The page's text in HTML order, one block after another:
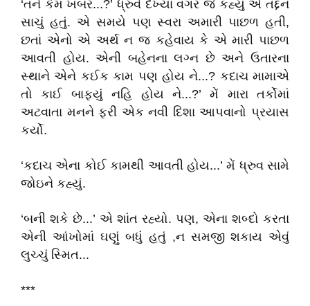
‘તને કેમ ખબર...?’ ધ્રુવે દેખ્યા વગર જે કહ્યું એ તદ્દન
સાચું હતું. એ સમયે પણ સ્વરા અમારી પાછળ હતી,
છતાં એનો એ અર્થ ન જ કહેવાય કે એ મારી પાછળ
આવતી હોય. એની બહેનના લગ્ન છે અને ઉતારના
સ્થાને એને કઈક કામ પણ હોય ને...? કદાચ મામાએ
તો કાઈ બાફ્યું નહિ હોય ને...?’ મેં મારા તર્કોમાં
અટવાતા મનને ફરી એક નવી દિશા આપવાનો પ્રયાસ
કર્યો.
‘કદાચ એના કોઈ કામથી આવતી હોય...’ મેં ધ્રુવ સામે
જોઇને કહ્યું.
‘બની શકે છે...’ એ શાંત રહ્યો. પણ, એના શબ્દો કરતા
એની આંખોમાં ઘણું બધું હતું ,ન સમજી શકાય એવું
લુચ્ચું સ્મિત...
***